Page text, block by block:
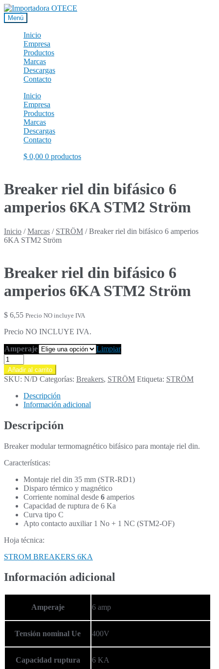
Ir
a
la
navegación
Ir
al
contenido
Menú
Inicio
Empresa
Productos
Marcas
Descargas
Contacto
Inicio
Empresa
Productos
Marcas
Descargas
Contacto
$ 0,00 0 productos
Breaker riel din bifásico 6
amperios 6KA STM2 Ström
Inicio /Marcas / STRÖM /Breaker riel din bifásico 6 amperios
6KA STM2 Ström
Breaker riel din bifásico 6
amperios 6KA STM2 Ström
$ 6,55 Precio NO incluye IVA
Precio NO INCLUYE IVA.
Amperaje
Limpiar
Breaker
riel
din
bifásico
amperios
STM2
Ström
Añadir al carrito
SKU: N/D Categorías: Breakers, STRÖM Etiqueta: STRÖM
Descripción
Información adicional
Descripción
Breaker modular termomagnético bifásico para montaje riel din.
Características:
Montaje riel din 35 mm (STR-RD1)
Disparo térmico y magnético
Corriente nominal desde 6 amperios
Capacidad de ruptura de 6 Ka
Curva tipo C
Apto contacto auxiliar 1 No + 1 NC (STM2-OF)
Hoja técnica:
STROM BREAKERS 6KA
Información adicional
Amperaje 6 amp
Tensión nominal Ue 400V
Capacidad ruptura 6 KA